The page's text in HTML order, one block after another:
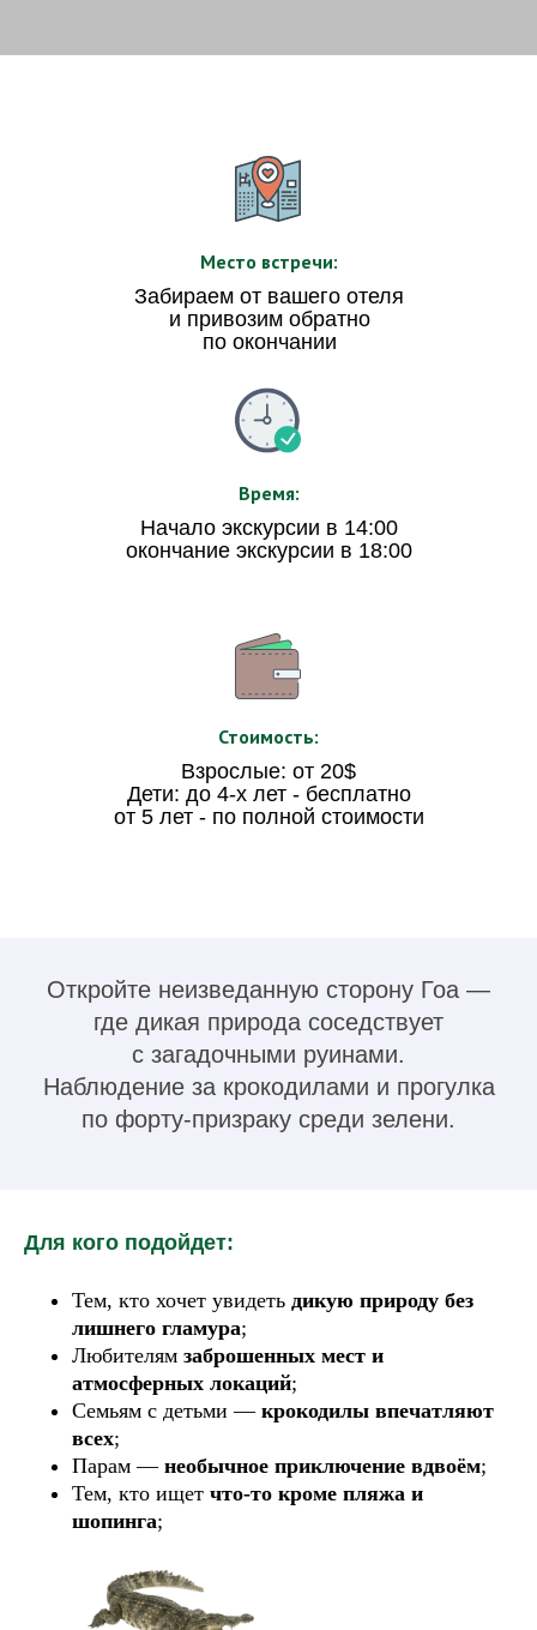
Забираем от вашего отеля
и привозим обратно
по окончании
Начало экскурсии в 14:00
окончание экскурсии в 18:00
Взрослые: от 20$
Дети: до 4-х лет - бесплатно
от 5 лет - по полной стоимости
Место встречи:
Время:
Стоимость:
Откройте неизведанную сторону Гоа —
где дикая природа соседствует
с загадочными руинами.
Наблюдение за крокодилами и прогулка
по форту-призраку среди зелени.
Для кого подойдет:
Тем, кто хочет увидеть дикую природу без
лишнего гламура;
Любителям заброшенных мест и
атмосферных локаций;
Семьям с детьми — крокодилы впечатляют
всех;
Парам — необычное приключение вдвоём;
Тем, кто ищет что-то кроме пляжа и
шопинга;